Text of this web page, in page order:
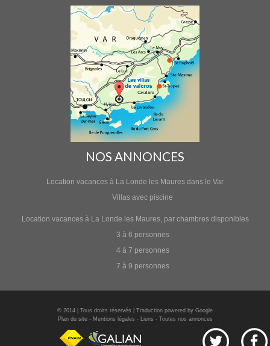
NOS ANNONCES
Location vacances à La Londe les Maures dans le Var
Villas avec piscine
Location vacances à La Londe les Maures, par chambres disponibles
3 à 6 personnes
4 à 7 personnes
7 à 9 personnes
© 2014 | Tous droits réservés | Traduction powered by Google
Plan du site- Mentions légales - Liens - Toutes nos annonces